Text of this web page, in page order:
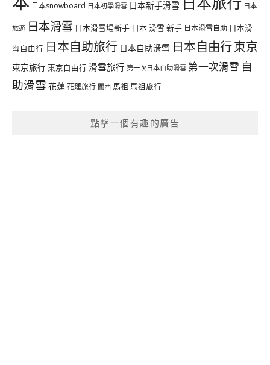
日本snowboard 日本初學滑雪 日本新手滑雪 日本
旅遊 日本滑雪 日本滑雪場新手 日本 滑雪 新手 日本滑雪自助 日本滑
雪自由行 日本自助旅行 日本自助滑雪 日本自由行東京
東京旅行 東京自由行 滑雪旅行 第一次日本自助滑雪 第一次滑雪 自
助滑雪 花蓮花蓮旅行 關西 馬祖 馬祖旅行
點擊一個有趣的廣告